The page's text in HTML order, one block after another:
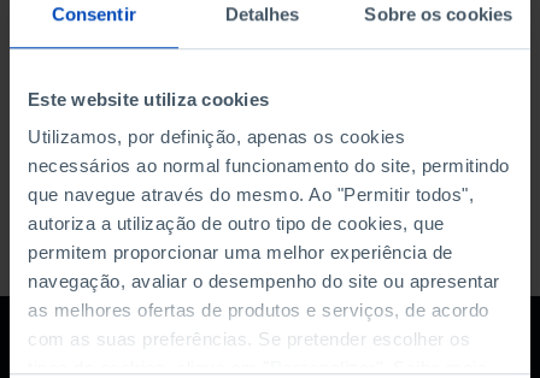
Consentir Detalhes Sobre os cookies
Este website utiliza cookies
Utilizamos, por definição, apenas os cookies
necessários ao normal funcionamento do site, permitindo
que navegue através do mesmo. Ao "Permitir todos",
autoriza a utilização de outro tipo de cookies, que
permitem proporcionar uma melhor experiência de
navegação, avaliar o desempenho do site ou apresentar
as melhores ofertas de produtos e serviços, de acordo
com as suas preferências. Se pretender escolher os
DATA DE FIM